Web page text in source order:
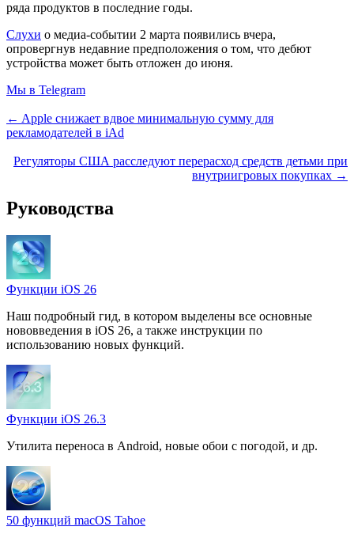
ряда продуктов в последние годы.
Слухи о медиа-событии 2 марта появились вчера,
опровергнув недавние предположения о том, что дебют
устройства может быть отложен до июня.
Мы в Telegram
← Apple снижает вдвое минимальную сумму для
рекламодателей в iAd
Регуляторы США расследуют перерасход средств детьми при
внутриигровых покупках →
Руководства
Функции iOS 26
Наш подробный гид, в котором выделены все основные
нововведения в iOS 26, а также инструкции по
использованию новых функций.
Функции iOS 26.3
Утилита переноса в Android, новые обои с погодой, и др.
50 функций macOS Tahoe